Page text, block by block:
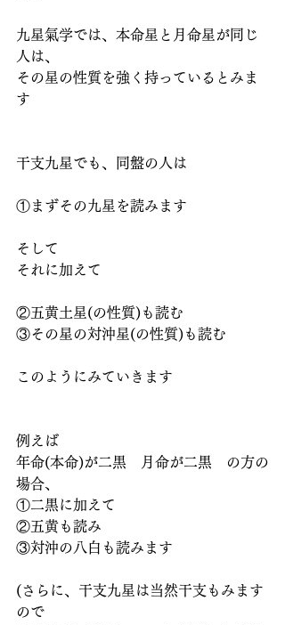
九星氣学では、本命星と月命星が同じ
人は、
その星の性質を強く持っているとみま
す
干支九星でも、同盤の人は
①まずその九星を読みます
そして
それに加えて
②五黄土星(の性質)も読む
③その星の対沖星(の性質)も読む
このようにみていきます
例えば
年命(本命)が二黒　月命が二黒　の方の
場合、
①二黒に加えて
②五黄も読み
③対沖の八白も読みます
(さらに、干支九星は当然干支もみます
ので